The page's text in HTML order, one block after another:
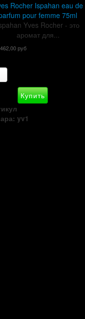
Rocher Ispahan eau de
pour femme 75ml
Yves Rocher - это
аромат для...
руб
yv1